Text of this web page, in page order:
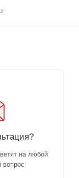
на любой
вопрос